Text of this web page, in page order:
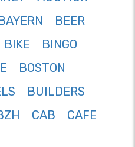
BEER
BIKE
BINGO
BOSTON
BUILDERS
CAB
CAFE